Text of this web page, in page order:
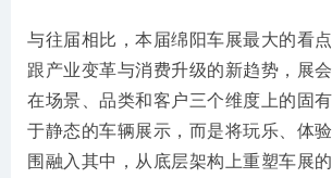
与往届相比，本届绵阳车展最大的看
跟产业变革与消费升级的新趋势，展
在场景、品类和客户三个维度上的固
于静态的车辆展示，而是将玩乐、体
围融入其中，从底层架构上重塑车展